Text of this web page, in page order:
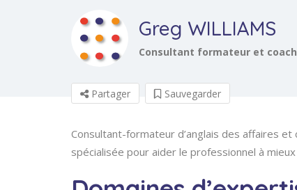
Greg WILLIAMS
Consultant formateur et
Partager Sauvegarder
Consultant-formateur d’anglais des affaires
spécialisée pour aider le professionnel à